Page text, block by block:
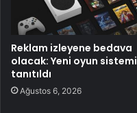
Reklam izleyene bedava
olacak: Yeni oyun sistemi
tanıtıldı
Ağustos 6, 2026